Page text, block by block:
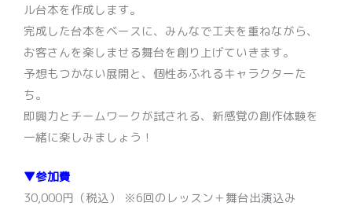
ル台本を作成します。
完成した台本をベースに、みんなで工夫を重ねながら、
お客さんを楽しませる舞台を創り上げていきます。
予想もつかない展開と、個性あふれるキャラクターた
ち。
即興力とチームワークが試される、新感覚の創作体験を
一緒に楽しみましょう！
▼参加費
30,000円（税込） ※6回のレッスン＋舞台出演込み